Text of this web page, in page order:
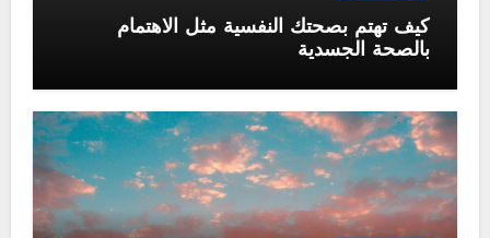
كيف تهتم بصحتك النفسية مثل الاهتمام
بالصحة الجسدية